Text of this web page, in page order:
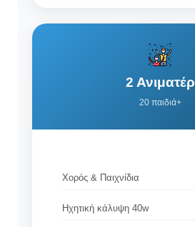
2 Ανιματέρ
20 παιδιά+
Χορός & Παιχνίδια
Ηχητική κάλυψη 40w